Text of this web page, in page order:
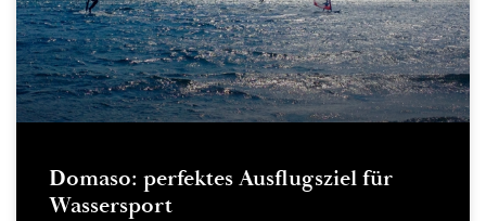
Domaso: perfektes Ausflugsziel für
Wassersport